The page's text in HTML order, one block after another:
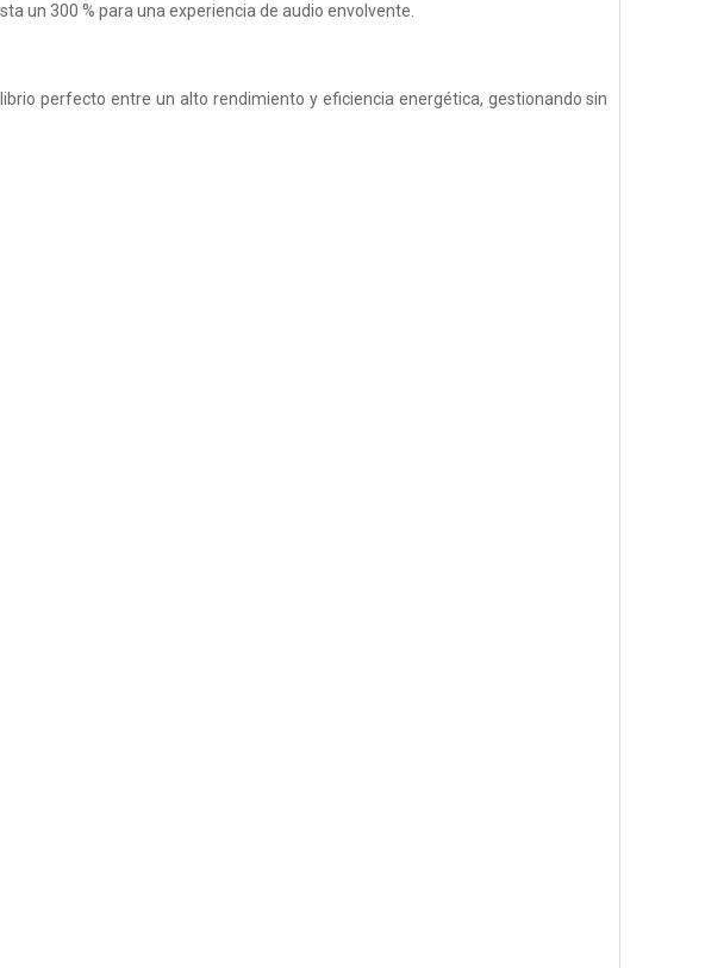
un 300 % para una experiencia de audio envolvente.
perfecto entre un alto rendimiento y eficiencia energética, gestionando sin